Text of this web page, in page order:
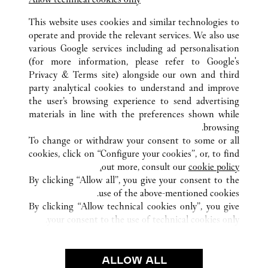
Visit us on Instagram
Link Opens in New Tab
Visit us on Tumblr
Link Opens in New Tab
Visit us on Youtube
Opens in New Tab
كافة مواقع كارتييه الهند DELHI
NEW DELHI
NELSON MANDELA ROAD, VASANT KUNJ
خدمة العملاء
شروط الاستخدام
الأسئلة الشائعة
شركتنا
وظائف
البحث عن متجر
This website uses cookies and similar technologies to
operate and provide the relevant services. We also use
various Google services including ad personalisation
(for more information, please refer to Google's
Privacy & Terms site) alongside our own and third
party analytical cookies to understand and improve
the user’s browsing experience to send advertising
materials in line with the preferences shown while
browsing.
To change or withdraw your consent to some or all
cookies, click on “Configure your cookies”, or, to find
out more, consult our cookie policy.
By clicking “Allow all”, you give your consent to the
use of the above-mentioned cookies.
By clicking “Allow technical cookies only”, you give
your consent to the use of technical cookies only.
ALLOW ALL